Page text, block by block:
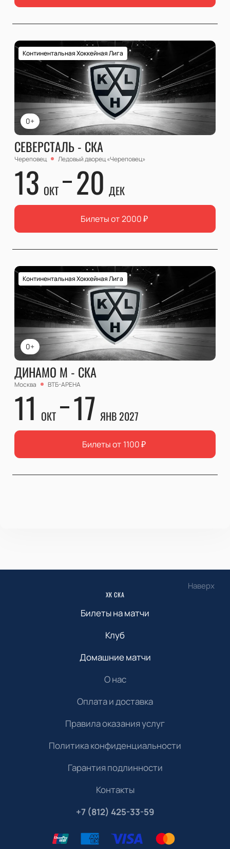
0+
Континентальная Хоккейная Лига
СЕВЕРСТАЛЬ - СКА
Череповец Ледовый дворец «Череповец»
13 ОКТ 20 ДЕК
Билеты от 2000₽
0+
Континентальная Хоккейная Лига
ДИНАМО М - СКА
Москва ВТБ-АРЕНА
11 ОКТ 17 ЯНВ 2027
Билеты от 1100₽
Наверх
ХК СКА
Билеты на матчи
Клуб
Домашние матчи
О нас
Оплата и доставка
Правила оказания услуг
Политика конфиденциальности
Гарантия подлинности
Контакты
+7 (812) 425-33-59